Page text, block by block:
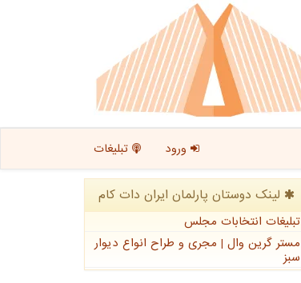
ورود تبلیغات
لینک دوستان پارلمان ایران دات كام
تبلیغات انتخابات مجلس
مستر گرین وال | مجری و طراح انواع دیوار
سبز